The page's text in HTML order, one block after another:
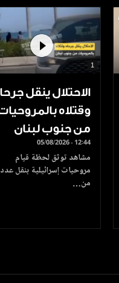
1
الاحتلال ينقل
وقتلاه
من جنوب لبنان
05/08/2026 - 12:44
مشاهد توثق لحظة قيام
مروحيات إسرائيلية بنقل عدد
من…